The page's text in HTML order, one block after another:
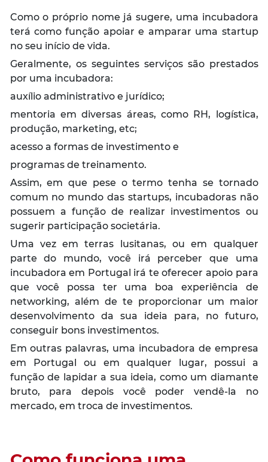
Como o próprio nome já sugere, uma incubadora
terá como função apoiar e amparar uma startup
no seu início de vida.
Geralmente, os seguintes serviços são prestados
por uma incubadora:
auxílio administrativo e jurídico;
mentoria em diversas áreas, como RH, logística,
produção, marketing, etc;
acesso a formas de investimento e
programas de treinamento.
Assim, em que pese o termo tenha se tornado
comum no mundo das startups, incubadoras não
possuem a função de realizar investimentos ou
sugerir participação societária.
Uma vez em terras lusitanas, ou em qualquer
parte do mundo, você irá perceber que uma
incubadora em Portugal irá te oferecer apoio para
que você possa ter uma boa experiência de
networking, além de te proporcionar um maior
desenvolvimento da sua ideia para, no futuro,
conseguir bons investimentos.
Em outras palavras, uma incubadora de empresa
em Portugal ou em qualquer lugar, possui a
função de lapidar a sua ideia, como um diamante
bruto, para depois você poder vendê-la no
mercado, em troca de investimentos.